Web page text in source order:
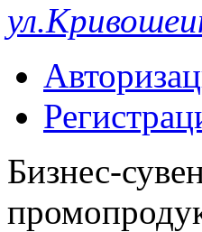
Бизнес-